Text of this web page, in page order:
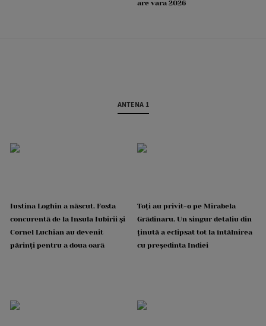
are vara 2026
ANTENA 1
Iustina Loghin a născut. Fosta
concurentă de la Insula Iubirii și
Cornel Luchian au devenit
părinți pentru a doua oară
Toți au privit-o pe Mirabela
Grădinaru. Un singur detaliu din
ținută a eclipsat tot la întâlnirea
cu președinta Indiei